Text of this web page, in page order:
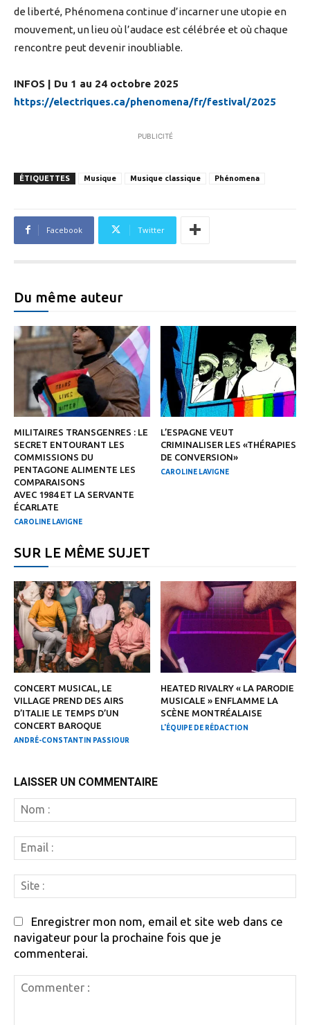
de liberté, Phénomena continue d’incarner une utopie en
mouvement, un lieu où l’audace est célébrée et où chaque
rencontre peut devenir inoubliable.
INFOS | Du 1 au 24 octobre 2025
https://electriques.ca/phenomena/fr/festival/2025
PUBLICITÉ
ÉTIQUETTES Musique Musique classique Phénomena
Facebook Twitter
Du même auteur
MILITAIRES TRANSGENRES : LE
SECRET ENTOURANT LES
COMMISSIONS DU
PENTAGONE ALIMENTE LES
COMPARAISONS
AVEC 1984 ET LA SERVANTE
ÉCARLATE
CAROLINE LAVIGNE
L’ESPAGNE VEUT
CRIMINALISER LES «THÉRAPIES
DE CONVERSION»
CAROLINE LAVIGNE
SUR LE MÊME SUJET
CONCERT MUSICAL, LE
VILLAGE PREND DES AIRS
D’ITALIE LE TEMPS D’UN
CONCERT BAROQUE
ANDRÉ-CONSTANTIN PASSIOUR
HEATED RIVALRY « LA PARODIE
MUSICALE » ENFLAMME LA
SCÈNE MONTRÉALAISE
L'ÉQUIPE DE RÉDACTION
LAISSER UN COMMENTAIRE
:
:
:
Enregistrer mon nom, email et site web dans ce
navigateur pour la prochaine fois que je
commenterai.